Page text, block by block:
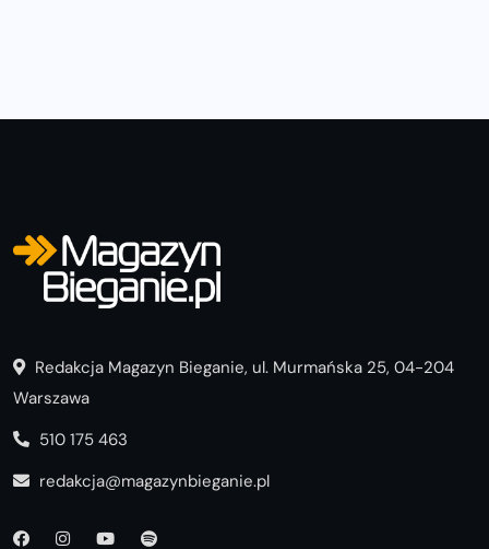
Redakcja Magazyn Bieganie, ul. Murmańska 25, 04-204
Warszawa
510 175 463
redakcja@magazynbieganie.pl